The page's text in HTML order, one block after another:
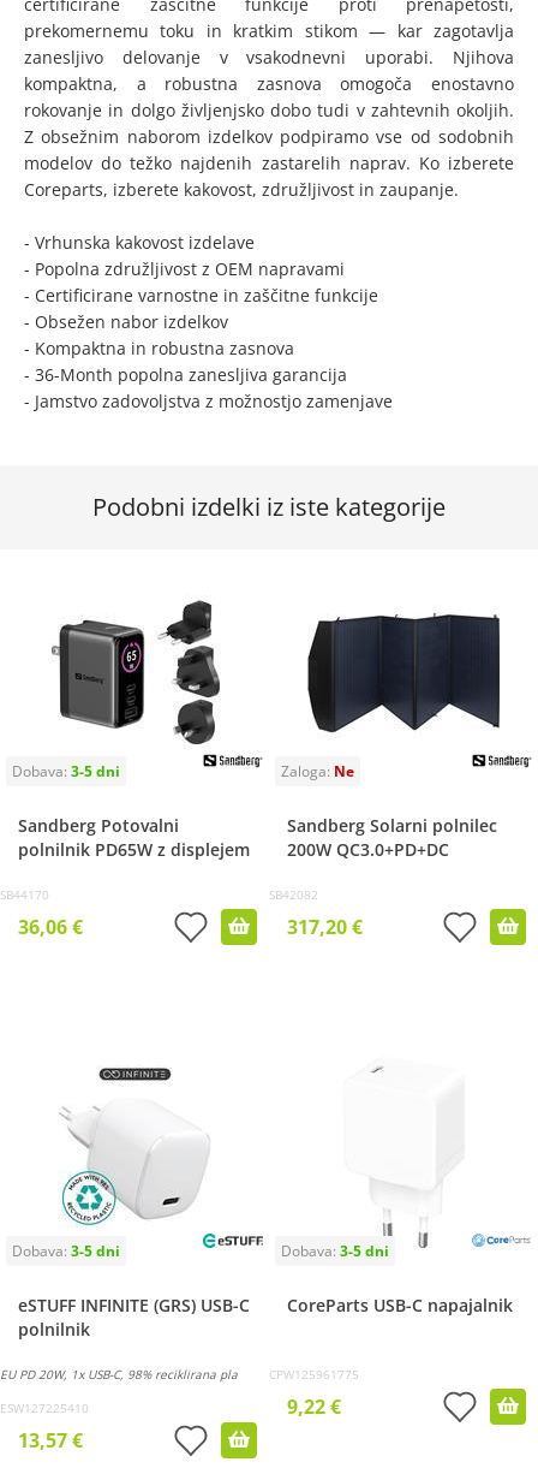
prekomernemu toku in kratkim stikom — kar zagotavlja
zanesljivo delovanje v vsakodnevni uporabi. Njihova
kompaktna, a robustna zasnova omogoča enostavno
rokovanje in dolgo življenjsko dobo tudi v zahtevnih okoljih.
Z obsežnim naborom izdelkov podpiramo vse od sodobnih
modelov do težko najdenih zastarelih naprav. Ko izberete
Coreparts, izberete kakovost, združljivost in zaupanje.
- Vrhunska kakovost izdelave
- Popolna združljivost z OEM napravami
- Certificirane varnostne in zaščitne funkcije
- Obsežen nabor izdelkov
- Kompaktna in robustna zasnova
- 36-Month popolna zanesljiva garancija
- Jamstvo zadovoljstva z možnostjo zamenjave
Podobni izdelki iz iste kategorije
Sandberg Potovalni
polnilnik PD65W z displejem
SB44170
36,06 €
Sandberg Solarni polnilec
200W QC3.0+PD+DC
SB42082
317,20 €
eSTUFF INFINITE (GRS) USB-C
polnilnik
EU PD 20W, 1x USB-C, 98% reciklirana pla
ESW127225410
13,57 €
CoreParts USB-C napajalnik
CPW125961775
9,22 €